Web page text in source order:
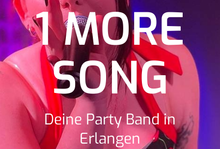
1 MORE
SONG
Deine Party Band in
Erlangen